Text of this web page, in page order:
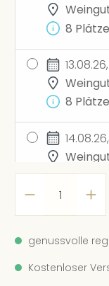
8
8
8
8
genussvolle
Kostenloser